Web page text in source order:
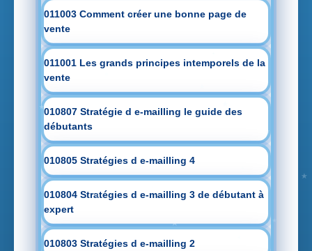
011003 Comment créer une bonne page de
vente
011001 Les grands principes intemporels de la
vente
010807 Stratégie d e-mailling le guide des
débutants
010805 Stratégies d e-mailling 4
010804 Stratégies d e-mailling 3 de débutant à
expert
010803 Stratégies d e-mailling 2